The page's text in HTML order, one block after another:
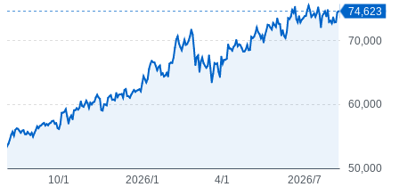
50,000
60,000
70,000
2026/1 2026/7
10/1 4/1
74,623